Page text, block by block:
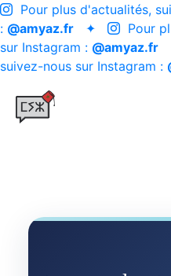
Pour plus d'actualités,
: @amyaz.fr ✦
Pour
sur Instagram : @amyaz.fr
suivez-nous sur Instagram :